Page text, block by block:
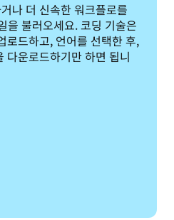
나 더 신속한 워크플로를
을 불러오세요. 코딩 기술은
로드하고, 언어를 선택한 후,
다운로드하기만 하면 됩니